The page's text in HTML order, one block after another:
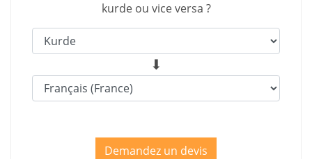
kurde ou vice versa ?
Demandez un devis